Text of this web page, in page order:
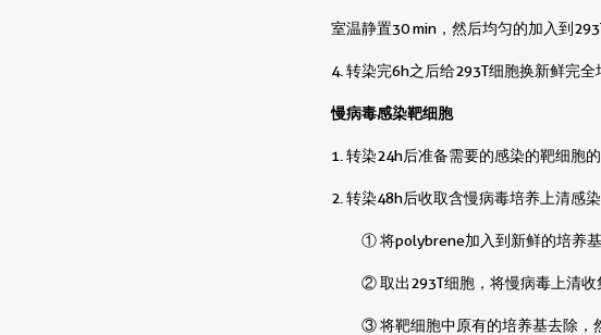
室温静置30 min，然后均匀的加入到
4. 转染完6h之后给293T细胞换新鲜完全
慢病毒感染靶细胞
1. 转染24h后准备需要的感染的靶细胞
2. 转染48h后收取含慢病毒培养上清感
① 将polybrene加入到新鲜的培养
② 取出293T细胞，将慢病毒上清收
③ 将靶细胞中原有的培养基去除，